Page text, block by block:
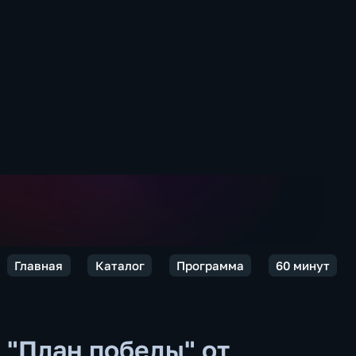
Главная Каталог Программа 60 минут
"План победы" от